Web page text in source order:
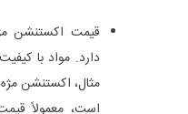
قیمت اکستنشن
دارد. مواد با
مثال، اکستنشن
است، معمولاً